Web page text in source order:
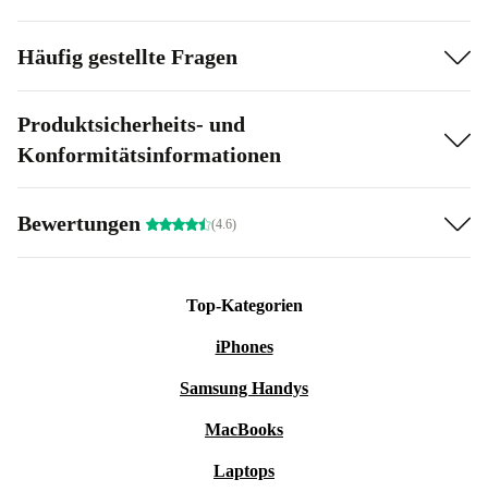
Häufig gestellte Fragen
Produktsicherheits- und
Konformitätsinformationen
Bewertungen (4.6)
Top-Kategorien
iPhones
Samsung Handys
MacBooks
Laptops